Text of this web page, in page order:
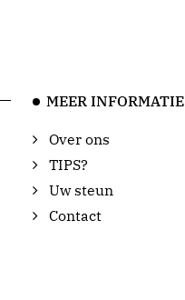
MEER INFORMATIE
Over ons
TIPS?
Uw steun
Contact